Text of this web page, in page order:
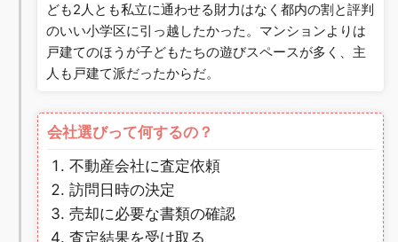
ども2人とも私立に通わせる財力はなく都内の割と評判
のいい小学区に引っ越したかった。マンションよりは
戸建てのほうが子どもたちの遊びスペースが多く、主
人も戸建て派だったからだ。
会社選びって何するの？
不動産会社に査定依頼
訪問日時の決定
売却に必要な書類の確認
査定結果を受け取る